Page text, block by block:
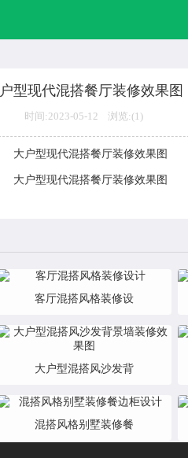
型现代混搭餐厅装修效果图
时间:2023-05-12 浏览:(1)
客厅混搭风格装修设
大户型混搭风沙发背
混搭风格别墅装修餐